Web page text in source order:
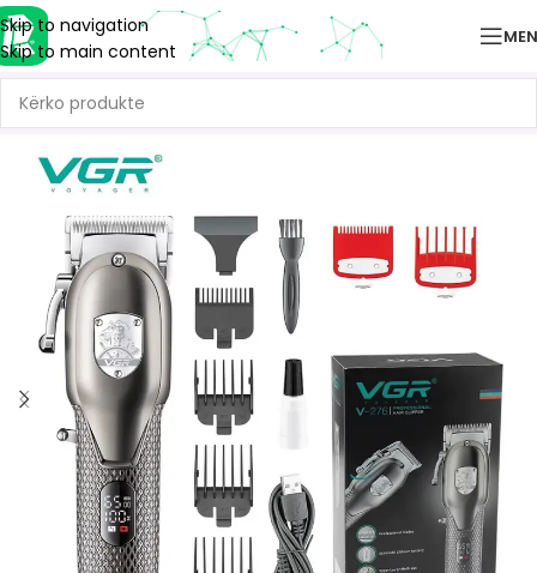
Skip to navigation
Skip to main content